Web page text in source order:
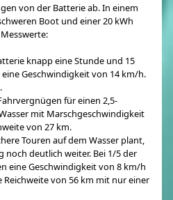
von der Batterie ab. In einem
Boot und einer 20 kWh
knapp eine Stunde und 15
Geschwindigkeit von 14 km/h.
für einen 2,5-
mit Marschgeschwindigkeit
von 27 km.
Touren auf dem Wasser plant,
deutlich weiter. Bei 1/5 der
eine Geschwindigkeit von 8 km/h
Reichweite von 56 km mit nur einer